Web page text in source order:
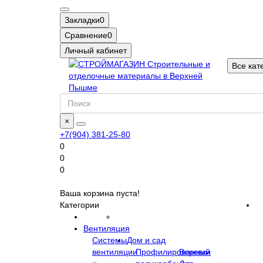
Закладки0
Сравнение0
Личный кабинет
Все
×
+7(904) 381-25-80
0
0
0
Ваша корзина пуста!
Категории
Вентиляция
Системы
вентиляции
Дом и сад
Профилированный
Веревки